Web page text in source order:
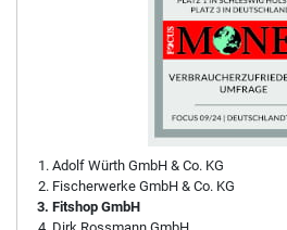
Adolf Würth GmbH & Co. KG
Fischerwerke GmbH & Co. KG
Fitshop GmbH